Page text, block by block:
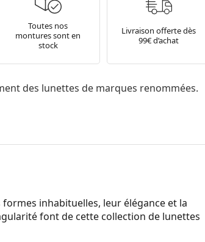
Toutes nos
montures sont en
stock
Livraison offerte dès
99€ d’achat
des lunettes de marques renommées.
inhabituelles, leur élégance et la
font de cette collection de lunettes